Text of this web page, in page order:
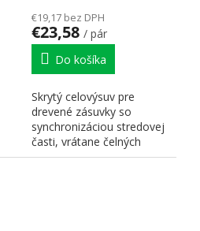
€19,17 bez DPH
€23,58 / pár
Do košíka
Skrytý celovýsuv pre
drevené zásuvky so
synchronizáciou stredovej
časti, vrátane čelných
príchytov. Hrúbka